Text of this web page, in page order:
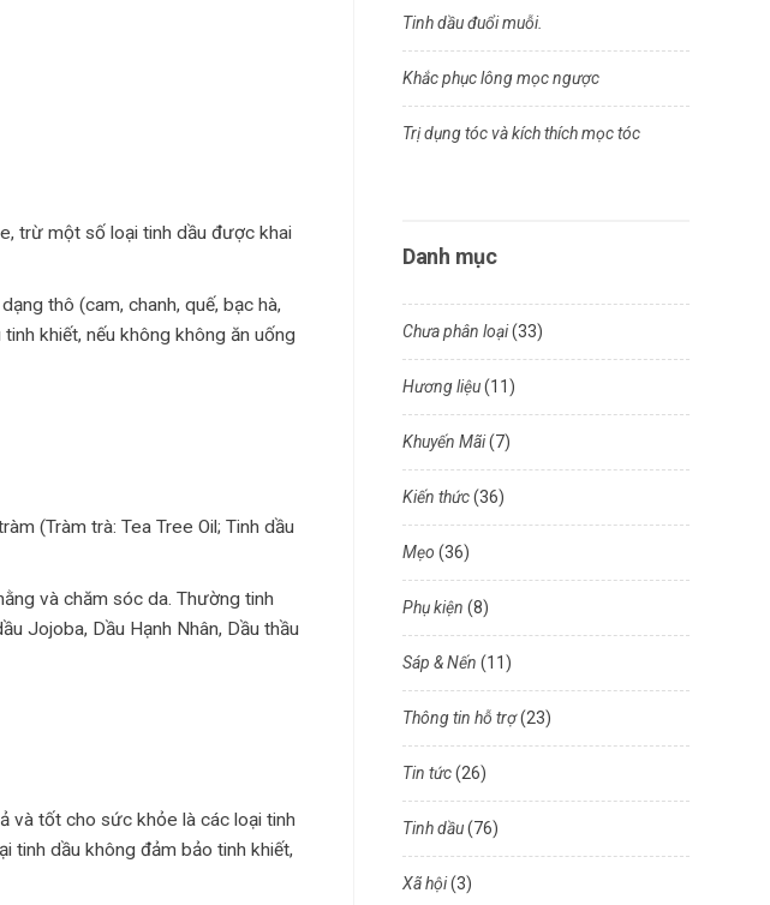
trừ một số loại tinh dầu được khai
thô (cam, chanh, quế, bạc hà,
khiết, nếu không không ăn uống
(Tràm trà: Tea Tree Oil; Tinh dầu
và chăm sóc da. Thường tinh
Jojoba, Dầu Hạnh Nhân, Dầu thầu
và tốt cho sức khỏe là các loại tinh
tinh dầu không đảm bảo tinh khiết,
Tinh dầu đuổi muỗi.
Khắc phục lông mọc ngược
Trị dụng tóc và kích thích mọc tóc
Danh mục
Chưa phân loại(33)
Hương liệu(11)
Khuyến Mãi(7)
Kiến thức(36)
Mẹo (36)
Phụ kiện (8)
Sáp & Nến (11)
Thông tin hỗ trợ(23)
Tin tức(26)
Tinh dầu(76)
Xã hội(3)